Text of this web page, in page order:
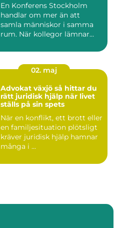
En Konferens Stockholm
handlar om mer än att
samla människor i samma
rum. När kollegor lämnar
02. maj
Advokat växjö så hittar du
rätt juridisk hjälp när livet
ställs på sin spets
När en konflikt, ett brott eller
en familjesituation plötsligt
kräver juridisk hjälp hamnar
många i ...